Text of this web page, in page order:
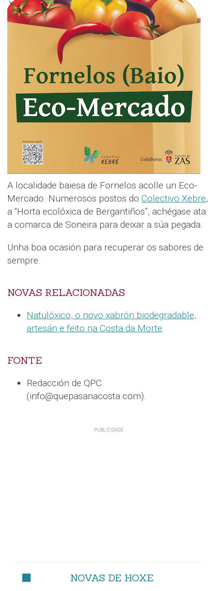
A localidade baiesa de Fornelos acolle un Eco-
Mercado. Numerosos postos do Colectivo Xebre,
a “Horta ecolóxica de Bergantiños”, achégase ata
a comarca de Soneira para deixar a súa pegada.
Unha boa ocasión para recuperar os sabores de
sempre.
NOVAS RELACIONADAS
Natulóxico, o novo xabrón biodegradable,
artesán e feito na Costa da Morte.
FONTE
Redacción de QPC
(info@quepasanacosta.com).
NOVAS DE HOXE